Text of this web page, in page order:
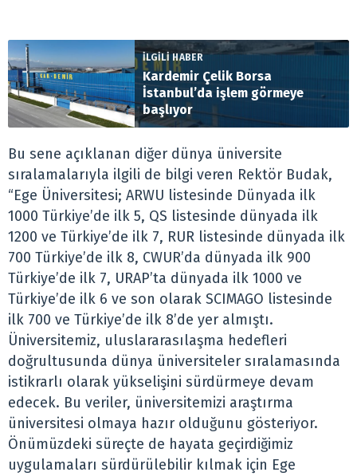
İLGİLİ HABER
Kardemir Çelik Borsa
İstanbul’da işlem görmeye
başlıyor
Bu sene açıklanan diğer dünya üniversite
sıralamalarıyla ilgili de bilgi veren Rektör Budak,
“Ege Üniversitesi; ARWU listesinde Dünyada ilk
1000 Türkiye’de ilk 5, QS listesinde dünyada ilk
1200 ve Türkiye’de ilk 7, RUR listesinde dünyada ilk
700 Türkiye’de ilk 8, CWUR’da dünyada ilk 900
Türkiye’de ilk 7, URAP’ta dünyada ilk 1000 ve
Türkiye’de ilk 6 ve son olarak SCIMAGO listesinde
ilk 700 ve Türkiye’de ilk 8’de yer almıştı.
Üniversitemiz, uluslararasılaşma hedefleri
doğrultusunda dünya üniversiteler sıralamasında
istikrarlı olarak yükselişini sürdürmeye devam
edecek. Bu veriler, üniversitemizi araştırma
üniversitesi olmaya hazır olduğunu gösteriyor.
Önümüzdeki süreçte de hayata geçirdiğimiz
uygulamaları sürdürülebilir kılmak için Ege